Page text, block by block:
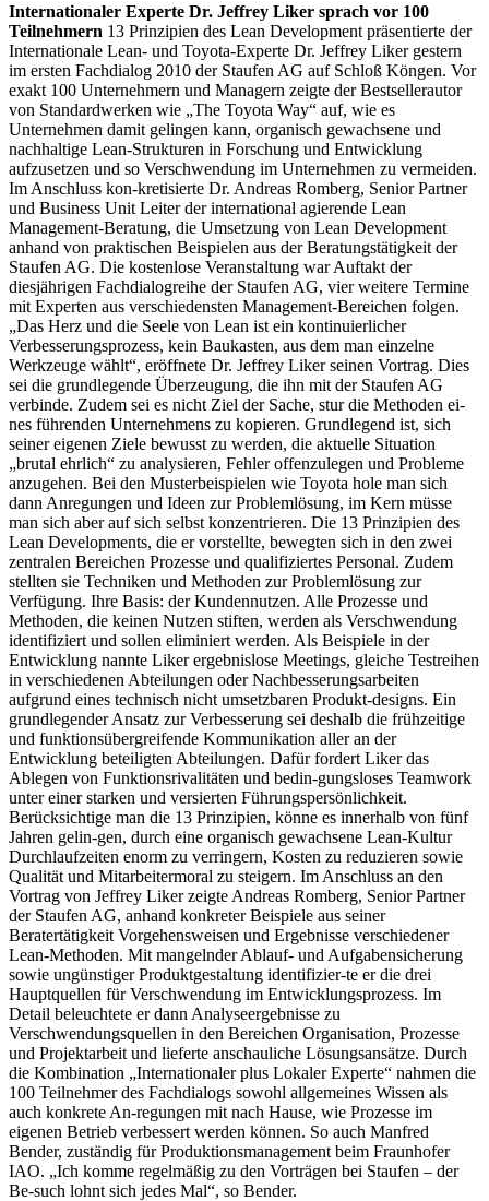
Internationaler Experte Dr. Jeffrey Liker sprach vor 100
Teilnehmern 13 Prinzipien des Lean Development präsentierte der
Internationale Lean- und Toyota-Experte Dr. Jeffrey Liker gestern
im ersten Fachdialog 2010 der Staufen AG auf Schloß Köngen. Vor
exakt 100 Unternehmern und Managern zeigte der Bestsellerautor
von Standardwerken wie „The Toyota Way“ auf, wie es
Unternehmen damit gelingen kann, organisch gewachsene und
nachhaltige Lean-Strukturen in Forschung und Entwicklung
aufzusetzen und so Verschwendung im Unternehmen zu vermeiden.
Im Anschluss kon-kretisierte Dr. Andreas Romberg, Senior Partner
und Business Unit Leiter der international agierende Lean
Management-Beratung, die Umsetzung von Lean Development
anhand von praktischen Beispielen aus der Beratungstätigkeit der
Staufen AG. Die kostenlose Veranstaltung war Auftakt der
diesjährigen Fachdialogreihe der Staufen AG, vier weitere Termine
mit Experten aus verschiedensten Management-Bereichen folgen.
„Das Herz und die Seele von Lean ist ein kontinuierlicher
Verbesserungsprozess, kein Baukasten, aus dem man einzelne
Werkzeuge wählt“, eröffnete Dr. Jeffrey Liker seinen Vortrag. Dies
sei die grundlegende Überzeugung, die ihn mit der Staufen AG
verbinde. Zudem sei es nicht Ziel der Sache, stur die Methoden ei-
nes führenden Unternehmens zu kopieren. Grundlegend ist, sich
seiner eigenen Ziele bewusst zu werden, die aktuelle Situation
„brutal ehrlich“ zu analysieren, Fehler offenzulegen und Probleme
anzugehen. Bei den Musterbeispielen wie Toyota hole man sich
dann Anregungen und Ideen zur Problemlösung, im Kern müsse
man sich aber auf sich selbst konzentrieren. Die 13 Prinzipien des
Lean Developments, die er vorstellte, bewegten sich in den zwei
zentralen Bereichen Prozesse und qualifiziertes Personal. Zudem
stellten sie Techniken und Methoden zur Problemlösung zur
Verfügung. Ihre Basis: der Kundennutzen. Alle Prozesse und
Methoden, die keinen Nutzen stiften, werden als Verschwendung
identifiziert und sollen eliminiert werden. Als Beispiele in der
Entwicklung nannte Liker ergebnislose Meetings, gleiche Testreihen
in verschiedenen Abteilungen oder Nachbesserungsarbeiten
aufgrund eines technisch nicht umsetzbaren Produkt-designs. Ein
grundlegender Ansatz zur Verbesserung sei deshalb die frühzeitige
und funktionsübergreifende Kommunikation aller an der
Entwicklung beteiligten Abteilungen. Dafür fordert Liker das
Ablegen von Funktionsrivalitäten und bedin-gungsloses Teamwork
unter einer starken und versierten Führungspersönlichkeit.
Berücksichtige man die 13 Prinzipien, könne es innerhalb von fünf
Jahren gelin-gen, durch eine organisch gewachsene Lean-Kultur
Durchlaufzeiten enorm zu verringern, Kosten zu reduzieren sowie
Qualität und Mitarbeitermoral zu steigern. Im Anschluss an den
Vortrag von Jeffrey Liker zeigte Andreas Romberg, Senior Partner
der Staufen AG, anhand konkreter Beispiele aus seiner
Beratertätigkeit Vorgehensweisen und Ergebnisse verschiedener
Lean-Methoden. Mit mangelnder Ablauf- und Aufgabensicherung
sowie ungünstiger Produktgestaltung identifizier-te er die drei
Hauptquellen für Verschwendung im Entwicklungsprozess. Im
Detail beleuchtete er dann Analyseergebnisse zu
Verschwendungsquellen in den Bereichen Organisation, Prozesse
und Projektarbeit und lieferte anschauliche Lösungsansätze. Durch
die Kombination „Internationaler plus Lokaler Experte“ nahmen die
100 Teilnehmer des Fachdialogs sowohl allgemeines Wissen als
auch konkrete An-regungen mit nach Hause, wie Prozesse im
eigenen Betrieb verbessert werden können. So auch Manfred
Bender, zuständig für Produktionsmanagement beim Fraunhofer
IAO. „Ich komme regelmäßig zu den Vorträgen bei Staufen – der
Be-such lohnt sich jedes Mal“, so Bender.